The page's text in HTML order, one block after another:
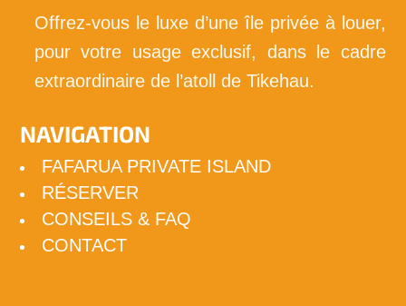
Offrez-vous le luxe d’une île privée à louer,
pour votre usage exclusif, dans le cadre
extraordinaire de l’atoll de Tikehau.
NAVIGATION
FAFARUA PRIVATE ISLAND
RÉSERVER
CONSEILS & FAQ
CONTACT